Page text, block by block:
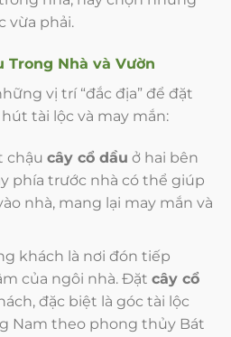
vừa phải.
Trong Nhà và Vườn
vị trí “đắc địa” để đặt
tài lộc và may mắn:
cây cổ dầu ở hai bên
phía trước nhà có thể giúp
nhà, mang lại may mắn và
khách là nơi đón tiếp
của ngôi nhà. Đặt cây cổ
đặc biệt là góc tài lộc
Nam theo phong thủy Bát